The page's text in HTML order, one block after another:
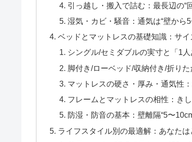
引っ越し・搬入で詰む：最長辺の“
湿気・カビ・騒音：通気は“壁から
ベッドとマットレスの基礎知識：サ
シングル/セミダブルの実寸と「1
脚付き/ローベッド/収納付き/折り
マットレスの硬さ・厚み・通気性
フレームとマットレスの相性：き
防湿・防音の基本：壁離隔“5〜
ライフスタイル別の最適解：あなたは